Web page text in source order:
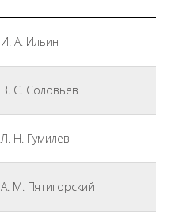
И. А. Ильин
В. С. Соловьев
Л. Н. Гумилев
А. М. Пятигорский